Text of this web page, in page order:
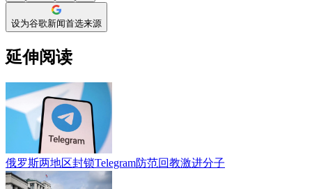
设为谷歌新闻首选来源
延伸阅读
俄罗斯两地区封锁Telegram防范回教激进分子